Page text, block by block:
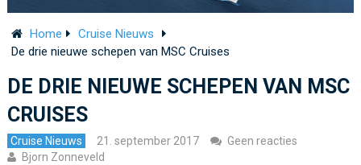
Home
Cruise Nieuws
De drie nieuwe schepen van MSC Cruises
DE DRIE NIEUWE SCHEPEN VAN MSC
CRUISES
Cruise Nieuws 21. september 2017
Geen reacties
Bjorn Zonneveld